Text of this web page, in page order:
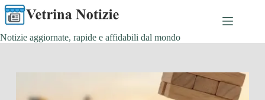
Salta
al
contenuto
Notizie aggiornate, rapide e affidabili dal mondo